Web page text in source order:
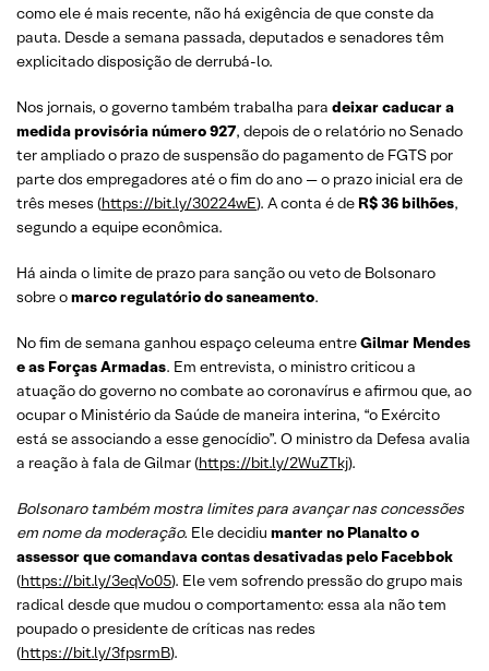
como ele é mais recente, não há exigência de que conste da
pauta. Desde a semana passada, deputados e senadores têm
explicitado disposição de derrubá-lo.
Nos jornais, o governo também trabalha para deixar caducar a
medida provisória número 927, depois de o relatório no Senado
ter ampliado o prazo de suspensão do pagamento de FGTS por
parte dos empregadores até o fim do ano — o prazo inicial era de
três meses (https://bit.ly/30224wE). A conta é de R$ 36 bilhões,
segundo a equipe econômica.
Há ainda o limite de prazo para sanção ou veto de Bolsonaro
sobre omarco regulatório do saneamento.
No fim de semana ganhou espaço celeuma entreGilmar Mendes
e as Forças Armadas. Em entrevista, o ministro criticou a
atuação do governo no combate ao coronavírus e afirmou que, ao
ocupar o Ministério da Saúde de maneira interina, “o Exército
está se associando a esse genocídio”. O ministro da Defesa avalia
a reação à fala de Gilmar (https://bit.ly/2WuZTkj).
Bolsonaro também mostra limites para avançar nas concessões
em nome da moderação. Ele decidiu manter no Planalto o
assessor que comandava contas desativadas pelo Facebbok
(https://bit.ly/3eqVo05). Ele vem sofrendo pressão do grupo mais
radical desde que mudou o comportamento: essa ala não tem
poupado o presidente de críticas nas redes
(https://bit.ly/3fpsrmB).